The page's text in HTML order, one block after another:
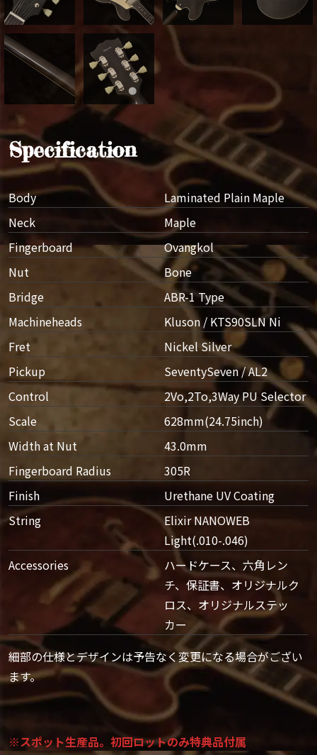
Specification
Body
Laminated Plain Maple
Neck
Maple
Fingerboard
Ovangkol
Nut
Bone
Bridge
ABR-1 Type
Machineheads
Kluson / KTS90SLN Ni
Fret
Nickel Silver
Pickup
SeventySeven / AL2
Control
2Vo,2To,3Way PU Selector
Scale
628mm(24.75inch)
Width at Nut
43.0mm
Fingerboard Radius
305R
Finish
Urethane UV Coating
String
Elixir NANOWEB
Light(.010-.046)
Accessories
ハードケース、六角レン
チ、保証書、オリジナルク
ロス、オリジナルステッ
カー
細部の仕様とデザインは予告なく変更になる場合がござい
ます。
※スポット生産品。初回ロットのみ特典品付属